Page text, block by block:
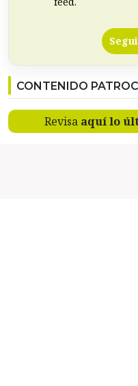
CONTENIDO
Revisa aquí lo